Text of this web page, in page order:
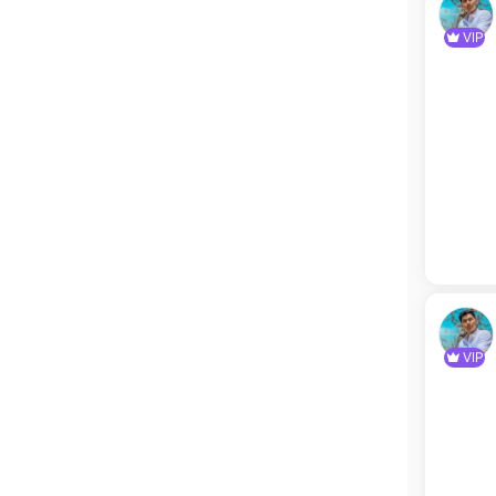
VIP
VIP